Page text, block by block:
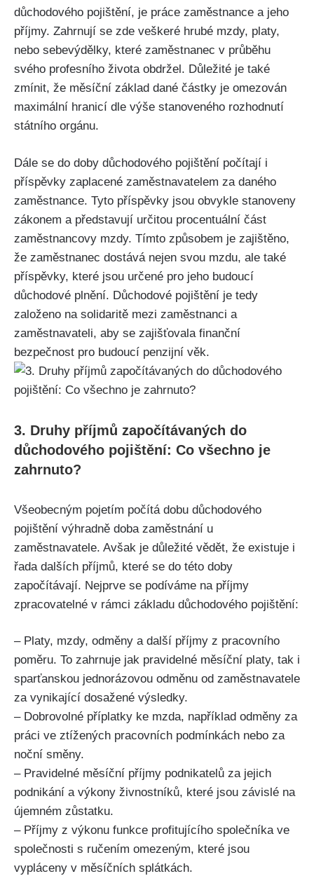
důchodového pojištění, je práce zaměstnance a jeho
příjmy. Zahrnují se zde veškeré hrubé mzdy, platy,
nebo sebevýdělky, které zaměstnanec v průběhu
svého profesního života obdržel. Důležité je také
zmínit, že měsíční základ dané částky je omezován
maximální hranicí dle výše stanoveného rozhodnutí
státního orgánu.
Dále se do doby důchodového pojištění počítají i
příspěvky zaplacené zaměstnavatelem za daného
zaměstnance. Tyto příspěvky jsou obvykle stanoveny
zákonem a představují určitou procentuální část
zaměstnancovy mzdy. Tímto způsobem je zajištěno,
že zaměstnanec dostává nejen svou mzdu, ale také
příspěvky, které jsou určené pro jeho budoucí
důchodové plnění. Důchodové pojištění je tedy
založeno na solidaritě mezi zaměstnanci a
zaměstnavateli, aby se zajišťovala finanční
bezpečnost pro budoucí penzijní věk.
3. Druhy příjmů započítávaných do
důchodového pojištění: Co všechno je
zahrnuto?
Všeobecným pojetím počítá dobu důchodového
pojištění výhradně doba zaměstnání u
zaměstnavatele. Avšak je důležité vědět, že existuje i
řada dalších příjmů, které se do této doby
započítávají. Nejprve se podíváme na příjmy
zpracovatelné v rámci základu důchodového pojištění:
– Platy, mzdy, odměny a další příjmy z pracovního
poměru. To zahrnuje jak pravidelné měsíční platy, tak i
sparťanskou jednorázovou odměnu od zaměstnavatele
za vynikající dosažené výsledky.
– Dobrovolné příplatky ke mzda, například odměny za
práci ve ztížených pracovních podmínkách nebo za
noční směny.
– Pravidelné měsíční příjmy podnikatelů za jejich
podnikání a výkony živnostníků, které jsou závislé na
újemném zůstatku.
– Příjmy z výkonu funkce profitujícího společníka ve
společnosti s ručením omezeným, které jsou
vypláceny v měsíčních splátkách.